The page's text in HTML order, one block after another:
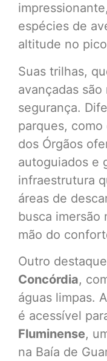
espécies de
altitude no
Suas trilhas,
avançadas
segurança.
parques,
dos Órgãos
autoguiados e
infraestrutura
áreas de
busca imersão
mão do
Outro
Concórdia,
águas limpas.
é acessível
Fluminense,
na Baía de